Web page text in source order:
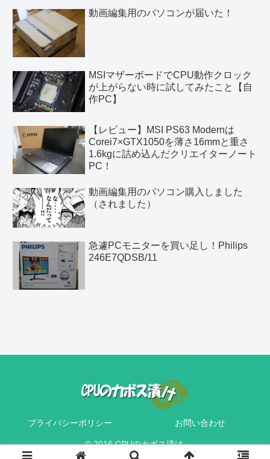
動画編集用のパソコンが届いた！
MSIマザーボードでCPU動作クロック
が上がらない時に試してみたこと【自
作PC】
【レビュー】MSI PS63 Modernは
Corei7×GTX1050を薄さ16mmと重さ
1.6kgに詰め込んだクリエイターノート
PC！
動画編集用のパソコン購入しました
（されました）
急遽PCモニターを買い足し！Philips
246E7QDSB/11
プライバシーポリシー お問い合わせ
© 2016 CPUのカボス漬け.